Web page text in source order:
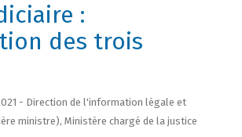
:
des trois
- Direction de l'information légale et
ministre), Ministère chargé de la justice